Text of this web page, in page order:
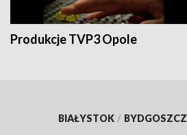
Produkcje TVP3 Opole
BIAŁYSTOK / BYDGOSZCZ